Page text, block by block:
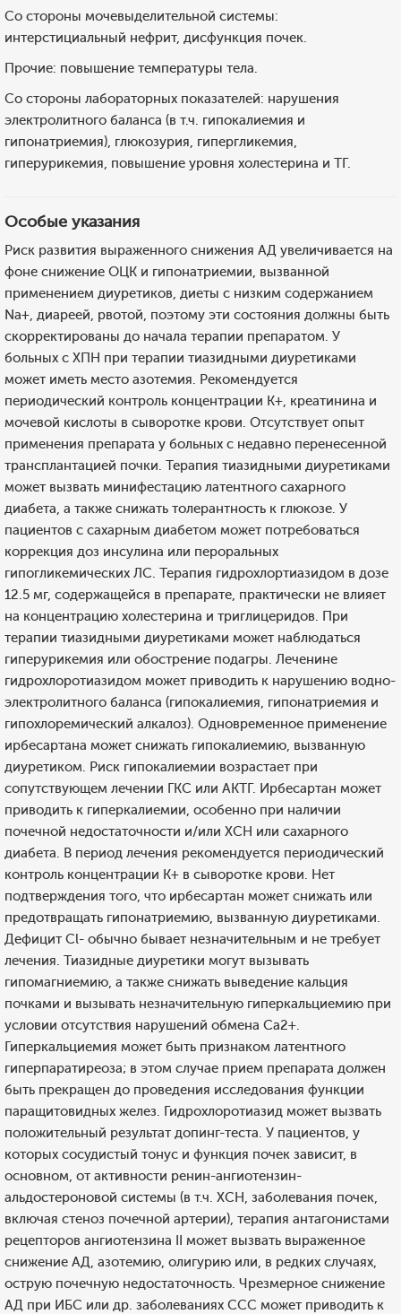
Со стороны мочевыделительной системы:
интерстициальный нефрит, дисфункция почек.
Прочие: повышение температуры тела.
Со стороны лабораторных показателей: нарушения
электролитного баланса (в т.ч. гипокалиемия и
гипонатриемия), глюкозурия, гипергликемия,
гиперурикемия, повышение уровня холестерина и ТГ.
Особые указания
Риск развития выраженного снижения АД увеличивается на
фоне снижение ОЦК и гипонатриемии, вызванной
применением диуретиков, диеты с низким содержанием
Na+, диареей, рвотой, поэтому эти состояния должны быть
скорректированы до начала терапии препаратом. У
больных с ХПН при терапии тиазидными диуретиками
может иметь место азотемия. Рекомендуется
периодический контроль концентрации K+, креатинина и
мочевой кислоты в сыворотке крови. Отсутствует опыт
применения препарата у больных с недавно перенесенной
трансплантацией почки. Терапия тиазидными диуретиками
может вызвать минифестацию латентного сахарного
диабета, а также снижать толерантность к глюкозе. У
пациентов с сахарным диабетом может потребоваться
коррекция доз инсулина или пероральных
гипогликемических ЛС. Терапия гидрохлортиазидом в дозе
12.5 мг, содержащейся в препарате, практически не влияет
на концентрацию холестерина и триглицеридов. При
терапии тиазидными диуретиками может наблюдаться
гиперурикемия или обострение подагры. Леченине
гидрохлоротиазидом может приводить к нарушению водно-
электролитного баланса (гипокалиемия, гипонатриемия и
гипохлоремический алкалоз). Одновременное применение
ирбесартана может снижать гипокалиемию, вызванную
диуретиком. Риск гипокалиемии возрастает при
сопутствующем лечении ГКС или АКТГ. Ирбесартан может
приводить к гиперкалиемии, особенно при наличии
почечной недостаточности и/или ХСН или сахарного
диабета. В период лечения рекомендуется периодический
контроль концентрации K+ в сыворотке крови. Нет
подтверждения того, что ирбесартан может снижать или
предотвращать гипонатриемию, вызванную диуретиками.
Дефицит Cl- обычно бывает незначительным и не требует
лечения. Тиазидные диуретики могут вызывать
гипомагниемию, а также снижать выведение кальция
почками и вызывать незначительную гиперкальциемию при
условии отсутствия нарушений обмена Ca2+.
Гиперкальциемия может быть признаком латентного
гиперпаратиреоза; в этом случае прием препарата должен
быть прекращен до проведения исследования функции
паращитовидных желез. Гидрохлоротиазид может вызвать
положительный результат допинг-теста. У пациентов, у
которых сосудистый тонус и функция почек зависит, в
основном, от активности ренин-ангиотензин-
альдостероновой системы (в т.ч. ХСН, заболевания почек,
включая стеноз почечной артерии), терапия антагонистами
рецепторов ангиотензина II может вызвать выраженное
снижение АД, азотемию, олигурию или, в редких случаях,
острую почечную недостаточность. Чрезмерное снижение
АД при ИБС или др. заболеваниях ССС может приводить к